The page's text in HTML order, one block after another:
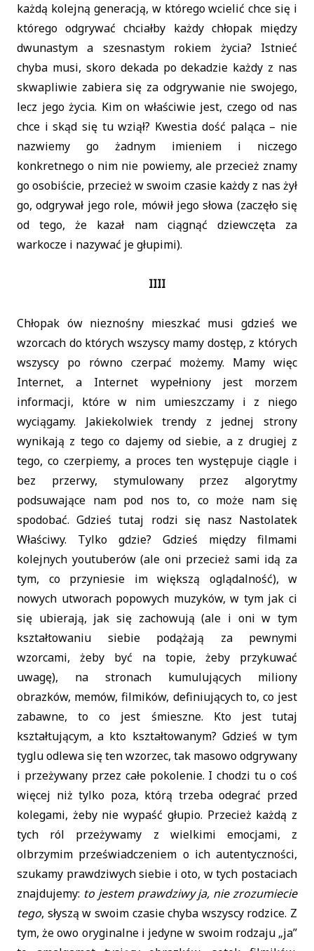
każdą kolejną generacją, w którego wcielić chce się i
którego odgrywać chciałby każdy chłopak między
dwunastym a szesnastym rokiem życia? Istnieć
chyba musi, skoro dekada po dekadzie każdy z nas
skwapliwie zabiera się za odgrywanie nie swojego,
lecz jego życia. Kim on właściwie jest, czego od nas
chce i skąd się tu wziął? Kwestia dość paląca – nie
nazwiemy go żadnym imieniem i niczego
konkretnego o nim nie powiemy, ale przecież znamy
go osobiście, przecież w swoim czasie każdy z nas żył
go, odgrywał jego role, mówił jego słowa (zaczęło się
od tego, że kazał nam ciągnąć dziewczęta za
warkocze i nazywać je głupimi).
IIII
Chłopak ów nieznośny mieszkać musi gdzieś we
wzorcach do których wszyscy mamy dostęp, z których
wszyscy po równo czerpać możemy. Mamy więc
Internet, a Internet wypełniony jest morzem
informacji, które w nim umieszczamy i z niego
wyciągamy. Jakiekolwiek trendy z jednej strony
wynikają z tego co dajemy od siebie, a z drugiej z
tego, co czerpiemy, a proces ten występuje ciągle i
bez przerwy, stymulowany przez algorytmy
podsuwające nam pod nos to, co może nam się
spodobać. Gdzieś tutaj rodzi się nasz Nastolatek
Właściwy. Tylko gdzie? Gdzieś między filmami
kolejnych youtuberów (ale oni przecież sami idą za
tym, co przyniesie im większą oglądalność), w
nowych utworach popowych muzyków, w tym jak ci
się ubierają, jak się zachowują (ale i oni w tym
kształtowaniu siebie podążają za pewnymi
wzorcami, żeby być na topie, żeby przykuwać
uwagę), na stronach kumulujących miliony
obrazków, memów, filmików, definiujących to, co jest
zabawne, to co jest śmieszne. Kto jest tutaj
kształtującym, a kto kształtowanym? Gdzieś w tym
tyglu odlewa się ten wzorzec, tak masowo odgrywany
i przeżywany przez całe pokolenie. I chodzi tu o coś
więcej niż tylko poza, którą trzeba odegrać przed
kolegami, żeby nie wypaść głupio. Przecież każdą z
tych ról przeżywamy z wielkimi emocjami, z
olbrzymim przeświadczeniem o ich autentyczności,
szukamy prawdziwych siebie i oto, w tych postaciach
znajdujemy: to jestem prawdziwy ja, nie zrozumiecie
tego, słyszą w swoim czasie chyba wszyscy rodzice. Z
tym, że owo oryginalne i jedyne w swoim rodzaju „ja”